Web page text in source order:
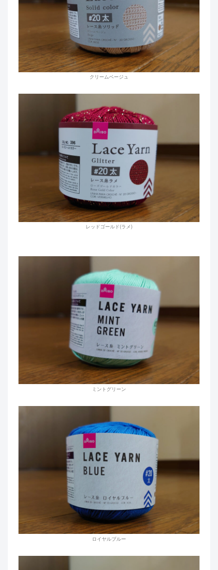
クリームベージュ
レッドゴールド(ラメ)
ミントグリーン
ロイヤルブルー